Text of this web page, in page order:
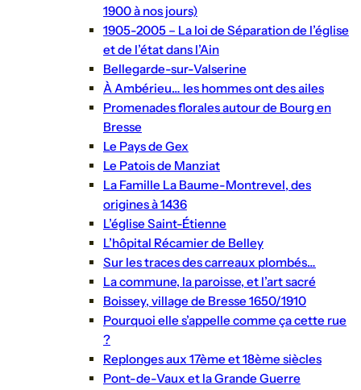
1900 à nos jours)
1905-2005 – La loi de Séparation de l’église
et de l’état dans l’Ain
Bellegarde-sur-Valserine
À Ambérieu… les hommes ont des ailes
Promenades florales autour de Bourg en
Bresse
Le Pays de Gex
Le Patois de Manziat
La Famille La Baume-Montrevel, des
origines à 1436
L’église Saint-Étienne
L’hôpital Récamier de Belley
Sur les traces des carreaux plombés…
La commune, la paroisse, et l’art sacré
Boissey, village de Bresse 1650/1910
Pourquoi elle s’appelle comme ça cette rue
?
Replonges aux 17ème et 18ème siècles
Pont-de-Vaux et la Grande Guerre